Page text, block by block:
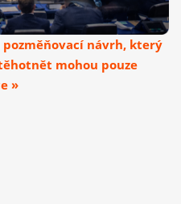
návrh, který
mohou pouze
»